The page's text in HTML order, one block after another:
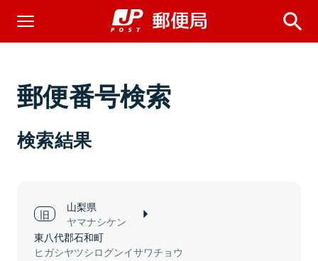
郵便番号検索
検索結果
山梨県
ヤマナシケン
東八代郡石和町
ヒガシヤツシログンイサワチョウ